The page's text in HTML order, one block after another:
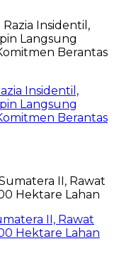
Insidentil,
Langsung
Berantas
II, Rawat
Hektare Lahan